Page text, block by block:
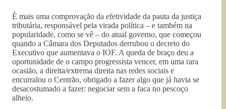
É mais uma comprovação da efetividade da pauta da justiça
tributária, responsável pela virada política – e também na
popularidade, como se vê – do atual governo, que começou
quando a Câmara dos Deputados derrubou o decreto do
Executivo que aumentava o IOF. A queda de braço deu a
oportunidade de o campo progressista vencer, em uma rara
ocasião, a direita/extrema direita nas redes sociais e
encurralou o Centrão, obrigado a fazer algo que já havia se
desacostumado a fazer: negociar sem a faca no pescoço
alheio.